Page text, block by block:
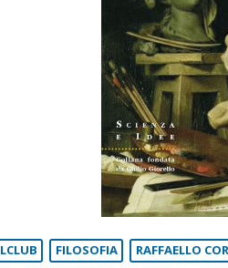
FILOSOFIA RAFFAELLO